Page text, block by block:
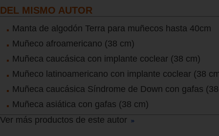
DEL MISMO AUTOR
Manta de algodón Terra para muñecos hasta 40cm
Muñeco afroamericano (38 cm)
Muñeca caucásica con implante coclear (38 cm)
Muñeco latinoamericano con implante coclear (38
Muñeca caucásica Síndrome de Down con gafas
Muñeca asiática con gafas (38 cm)
Ver más productos de este autor